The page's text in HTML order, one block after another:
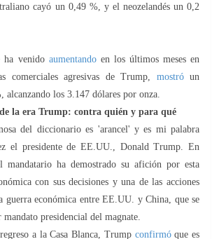
cayó un 0,49 %, y el neozelandés un 0,2
ha venido aumentandoen los últimos meses en
comerciales agresivas de Trump, mostróun
los 3.147 dólares por onza.
la era Trump: contra quién y para qué
del diccionario es 'arancel' y es mi palabra
el presidente de EE.UU., Donald Trump. En
mandatario ha demostrado su afición por esta
con sus decisiones y una de las acciones
guerra económica entre EE.UU. y China, que se
presidencial del magnate.
a la Casa Blanca, Trump confirmóque es